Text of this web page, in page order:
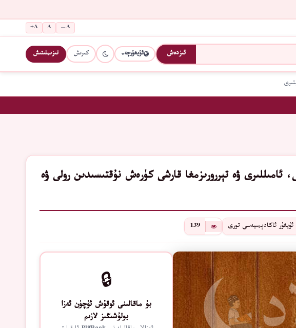
A−
A
A+
ئىزدەش ئۇيغۇرچە كىرىش تىزىملىتىش
ئامىللىرى ۋە تېررورىزمغا قارشى كۈرەش نۇقتىسىدىن رولى ۋە
ئۇيغۇر ئاكادېمىيەسى تورى 139
🔒
بۇ ماقالىنى ئوقۇش ئۈچۈن ئەزا
بولۇشىڭىز لازىم